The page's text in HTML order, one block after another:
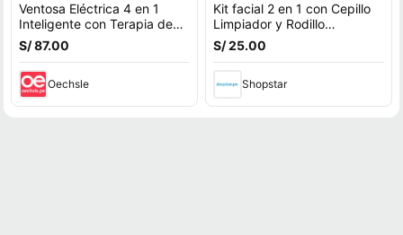
Ventosa Eléctrica 4 en 1
Inteligente con Terapia de
Luz Roja
S/ 87.00
Oechsle
Kit facial 2 en 1 con Cepillo
Limpiador y Rodillo
Masajeador para Rostro
S/ 25.00
Shopstar